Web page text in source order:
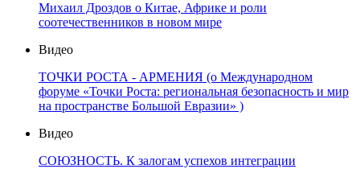
Михаил Дроздов о Китае, Африке и роли
соотечественников в новом мире
Видео
ТОЧКИ РОСТА - АРМЕНИЯ (о Международном
форуме «Точки Роста: региональная безопасность и мир
на пространстве Большой Евразии» )
Видео
СОЮЗНОСТЬ. К залогам успехов интеграции